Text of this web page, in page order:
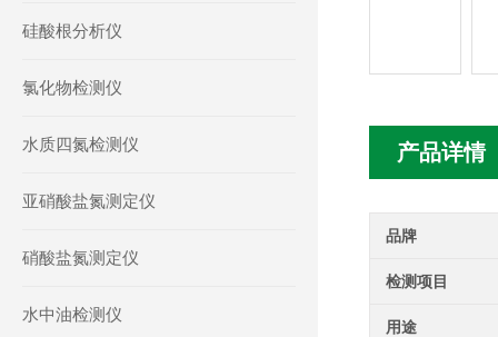
产品详情
品牌
检测项目
用途
硅酸根分析仪
氯化物检测仪
水质四氮检测仪
亚硝酸盐氮测定仪
硝酸盐氮测定仪
水中油检测仪